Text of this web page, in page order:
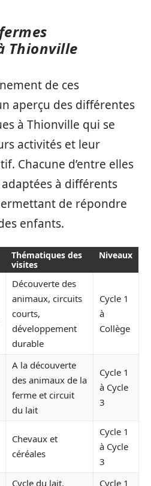
Thionville
de ces
aperçu des différentes
à Thionville qui se
activités et leur
Chacune d’entre elles
à différents
de répondre
enfants.
Thématiques des
visites
Niveaux
Découverte des
animaux, circuits
courts,
développement
durable
Cycle 1
à
Collège
A la découverte
des animaux de la
ferme et circuit
du lait
Cycle 1
à Cycle
3
Chevaux et
céréales
Cycle 1
à Cycle
3
Cycle du lait, Cycle 1